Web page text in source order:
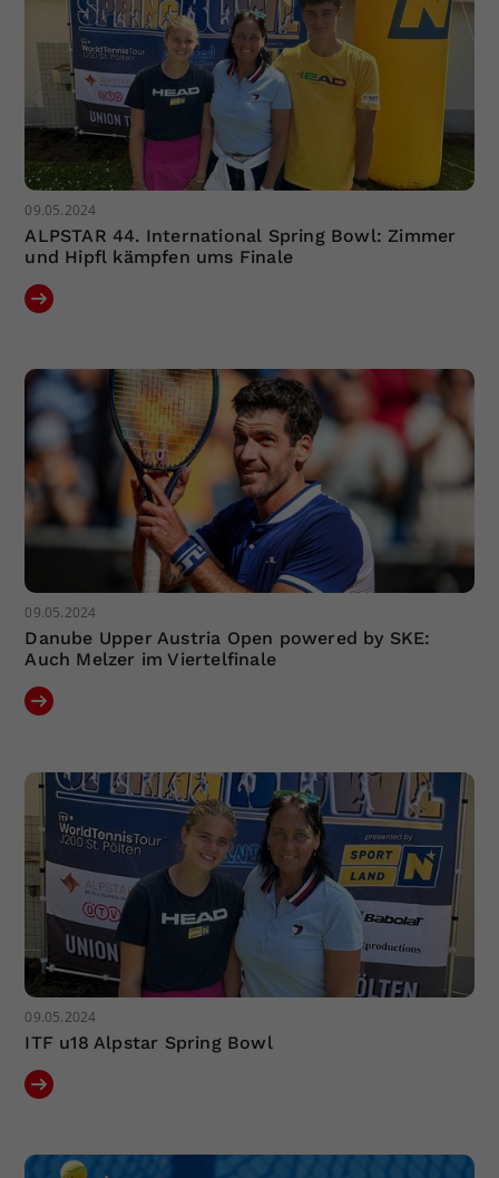
09.05.2024
ALPSTAR 44. International Spring Bowl: Zimmer
und Hipfl kämpfen ums Finale
09.05.2024
Danube Upper Austria Open powered by SKE:
Auch Melzer im Viertelfinale
09.05.2024
ITF u18 Alpstar Spring Bowl